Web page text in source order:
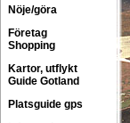
Nöje/göra
Företag
Shopping
Kartor, utflykt
Guide Gotland
Platsguide gps